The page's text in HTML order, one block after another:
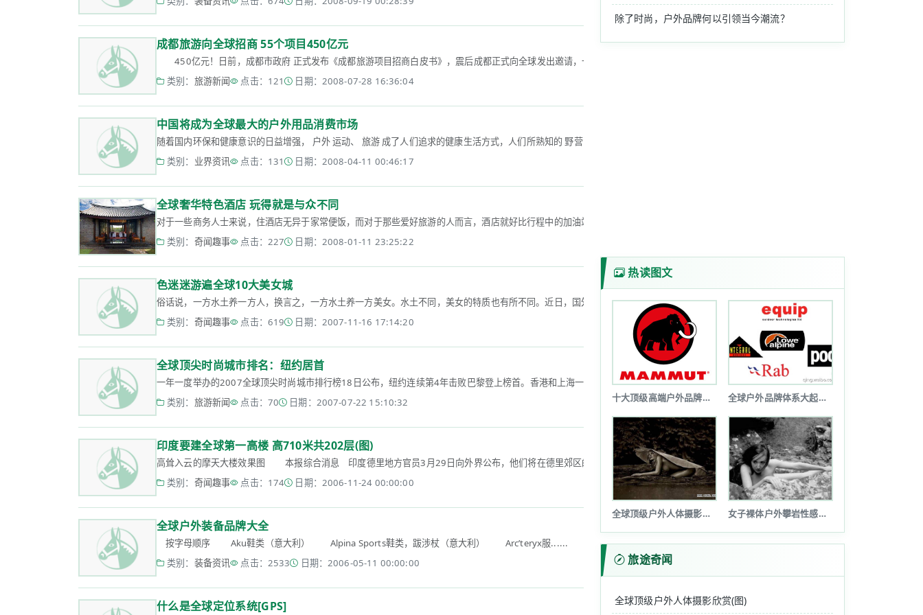
成都旅游向全球招商 55个项目450亿元
450亿元！日前，成都市政府 正式发布《成都旅游项目招商白皮书》，震后成都正式向全球发出邀请，一起参与55个成都震后旅游项目的开发建设。今日，《成都旅游项目......
类别： 旅游新闻 点击：121 日期：2008-07-28 16:36:04
中国将成为全球最大的户外用品消费市场
随着国内环保和健康意识的日益增强， 户外 运动、 旅游 成了人们追求的健康生活方式，人们所熟知的 野营 、 远足都包含在户外运动之中，而大户外所蕴藏的商机已超过......
类别： 业界资讯 点击：131 日期：2008-04-11 00:46:17
全球奢华特色酒店 玩得就是与众不同
对于一些商务人士来说，住酒店无异于家常便饭，而对于那些爱好旅游的人而言，酒店就好比行程中的加油站。当我们对酒店已不再陌生，酒店的功能已然升华，不只是简单的满足睡......
类别： 奇闻趣事 点击：227 日期：2008-01-11 23:25:22
色迷迷游遍全球10大美女城
俗话说，一方水土养一方人，换言之，一方水土养一方美女。水土不同，美女的特质也有所不同。近日，国外媒体评选出了世界十大盛产美女的城市。 N0.1法国巴黎 美女特质......
类别： 奇闻趣事 点击：619 日期：2007-11-16 17:14:20
全球顶尖时尚城市排名：纽约居首
一年一度举办的2007全球顶尖时尚城市排行榜18日公布，纽约连续第4年击败巴黎登上榜首。香港和上海一同上榜，香港并成为25个入选城市中排名仅次于东京的亚洲城市，......
类别： 旅游新闻 点击：70 日期：2007-07-22 15:10:32
印度要建全球第一高楼 高710米共202层(图)
高耸入云的摩天大楼效果图 本报综合消息 印度德里地方官员3月29日向外界公布，他们将在德里郊区的诺依达工业开发区建造一座超级摩天大楼。该大楼将高达710米......
类别： 奇闻趣事 点击：174 日期：2006-11-24 00:00:00
全球户外装备品牌大全
按字母顺序 Aku鞋类（意大利） Alpina Sports鞋类，跋涉杖（意大利） Arc’teryx服......
类别： 装备资讯 点击：2533 日期：2006-05-11 00:00:00
什么是全球定位系统[GPS]
除了时尚，户外品牌何以引领当今潮流？
热读图文
十大顶级高端户外品牌排行榜 全球户外品牌体系大起底(图文详解)
全球顶级户外人体摄影欣赏(图) 女子裸体户外攀岩性感诱惑令人瞠目(图...
旅途奇闻
全球顶级户外人体摄影欣赏(图)